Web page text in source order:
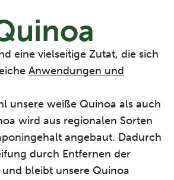
eine vielseitige Zutat, die sich
Anwendungen und
unsere weiße Quinoa als auch
wird aus regionalen Sorten
angebaut. Dadurch
durch Entfernen der
bleibt unsere Quinoa